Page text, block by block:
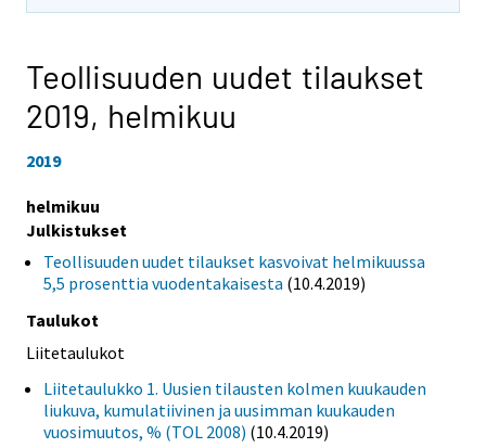
Teollisuuden uudet tilaukset
2019, helmikuu
2019
helmikuu
Julkistukset
Teollisuuden uudet tilaukset kasvoivat helmikuussa
5,5 prosenttia vuodentakaisesta (10.4.2019)
Taulukot
Liitetaulukot
Liitetaulukko 1. Uusien tilausten kolmen kuukauden
liukuva, kumulatiivinen ja uusimman kuukauden
vuosimuutos, % (TOL 2008) (10.4.2019)